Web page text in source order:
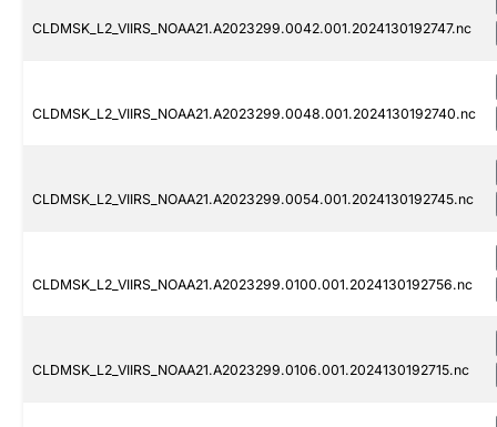
CLDMSK_L2_VIIRS_NOAA21.A2023299.0042.001.2024130192747.nc
CLDMSK_L2_VIIRS_NOAA21.A2023299.0048.001.2024130192740.nc
CLDMSK_L2_VIIRS_NOAA21.A2023299.0054.001.2024130192745.nc
CLDMSK_L2_VIIRS_NOAA21.A2023299.0100.001.2024130192756.nc
CLDMSK_L2_VIIRS_NOAA21.A2023299.0106.001.2024130192715.nc